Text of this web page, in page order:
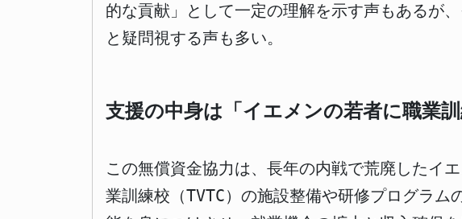
的な貢献」として一定の理解を示す声もあるが
と疑問視する声も多い。
支援の中身は「イエメンの若者に職業訓
この無償資金協力は、長年の内戦で荒廃したイ
業訓練校（TVTC）の施設整備や研修プログラ